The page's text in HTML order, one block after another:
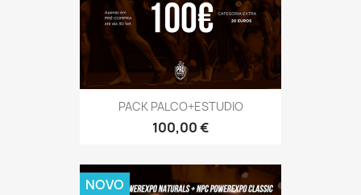
PACK PALCO+ESTUDIO
Preço
100,00 €
NOVO